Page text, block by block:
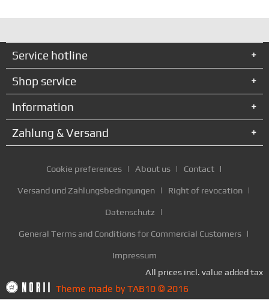
Service hotline
Shop service
Information
Zahlung & Versand
Cookie preferences About us Contact
Versand und Zahlungsbedingungen Right of revocation
Datenschutz
General Terms and Conditions for Commercial Customers
Impressum
All prices incl. value added tax
Theme made by TAB10 © 2016